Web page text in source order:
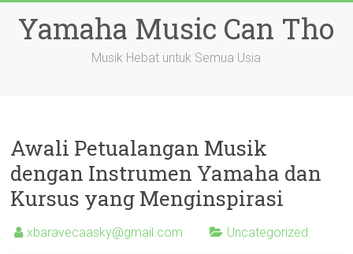
contentYamaha Music Can Tho
Musik Hebat untuk Semua Usia
Awali Petualangan Musik
dengan Instrumen Yamaha dan
Kursus yang Menginspirasi
xbaravecaasky@gmail.com Uncategorized